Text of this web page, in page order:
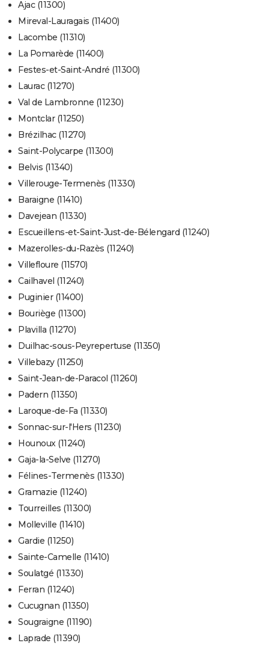
Ajac (11300)
Mireval-Lauragais (11400)
Lacombe (11310)
La Pomarède (11400)
Festes-et-Saint-André (11300)
Laurac (11270)
Val de Lambronne (11230)
Montclar (11250)
Brézilhac (11270)
Saint-Polycarpe (11300)
Belvis (11340)
Villerouge-Termenès (11330)
Baraigne (11410)
Davejean (11330)
Escueillens-et-Saint-Just-de-Bélengard (11240)
Mazerolles-du-Razès (11240)
Villefloure (11570)
Cailhavel (11240)
Puginier (11400)
Bouriège (11300)
Plavilla (11270)
Duilhac-sous-Peyrepertuse (11350)
Villebazy (11250)
Saint-Jean-de-Paracol (11260)
Padern (11350)
Laroque-de-Fa (11330)
Sonnac-sur-l'Hers (11230)
Hounoux (11240)
Gaja-la-Selve (11270)
Félines-Termenès (11330)
Gramazie (11240)
Tourreilles (11300)
Molleville (11410)
Gardie (11250)
Sainte-Camelle (11410)
Soulatgé (11330)
Ferran (11240)
Cucugnan (11350)
Sougraigne (11190)
Laprade (11390)